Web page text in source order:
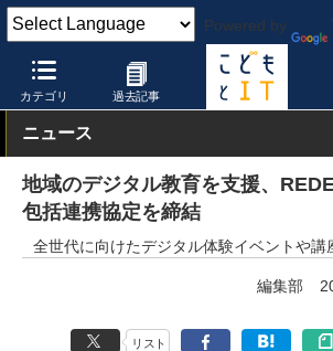
Powered by
カテゴリ 過去記事
こどもとIT 製品・サービス プログラミン
ニュース
地域のデジタル教育を支援、
包括連携協定を締結
全世代に向けたデジタル体験イベントや講
編集部
リスト